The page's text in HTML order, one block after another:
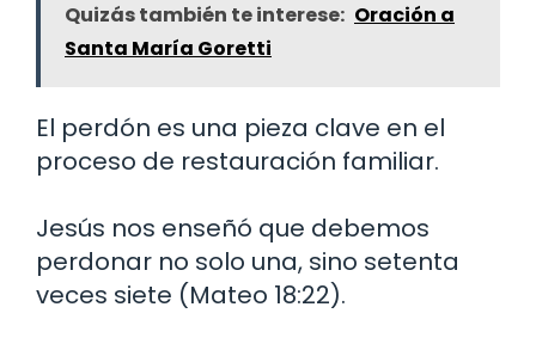
Quizás también te interese: Oración a
Santa María Goretti
El perdón es una pieza clave en el
proceso de restauración familiar.
Jesús nos enseñó que debemos
perdonar no solo una, sino setenta
veces siete (Mateo 18:22).